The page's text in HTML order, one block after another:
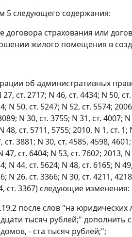
5 следующего содержания:
страхования или
жилого помещения в
об административных
ст. 2717; N 46, ст. 4434; N 50,
N 50, ст. 5247; N 52, ст. 5574;
N 30, ст. 3755; N 31, ст. 4007;
48, ст. 5711, 5755; 2010, N 1, ст.
ст. 3881; N 30, ст. 4585, 4598,
ст. 6404; N 53, ст. 7602; 2013,
N 44, ст. 5624; N 48, ст. 6165; N
N 26, ст. 3366; N 30, ст. 4211,
ст. 3367) следующие изменения:
после слов "на
тысяч рублей;"
- ста тысяч рублей;";